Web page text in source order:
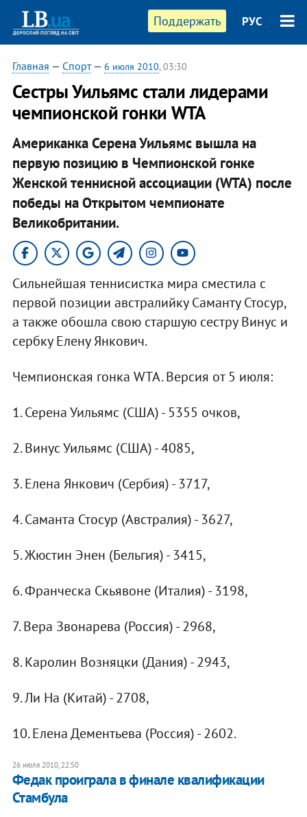
Поддержать РУС
Главная — Спорт— 6 июля 2010, 03:30
Сестры Уильямс стали лидерами
чемпионской гонки WTA
Американка Серена Уильямс вышла на
первую позицию в Чемпионской гонке
Женской теннисной ассоциации (WTA) после
победы на Открытом чемпионате
Великобритании.
Сильнейшая теннисистка мира сместила с
первой позиции австралийку Саманту Стосур,
а также обошла свою старшую сестру Винус и
сербку Елену Янкович.
Чемпионская гонка WTA. Версия от 5 июля:
1. Серена Уильямс (США) - 5355 очков,
2. Винус Уильямс (США) - 4085,
3. Елена Янкович (Сербия) - 3717,
4. Саманта Стосур (Австралия) - 3627,
5. Жюстин Энен (Бельгия) - 3415,
6. Франческа Скьявоне (Италия) - 3198,
7. Вера Звонарева (Россия) - 2968,
8. Каролин Возняцки (Дания) - 2943,
9. Ли На (Китай) - 2708,
10. Елена Дементьева (Россия) - 2602.
26 июля 2010, 22:50
Федак проиграла в финале квалификации
Стамбула